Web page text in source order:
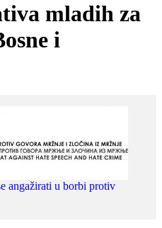
mladih za
i
angažirati u borbi protiv